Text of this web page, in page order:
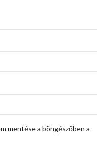
mentése a böngészőben a